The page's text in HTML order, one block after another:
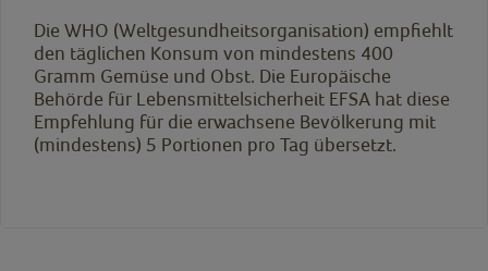
Die WHO (Weltgesundheitsorganisation) empfiehlt
den täglichen Konsum von mindestens 400
Gramm Gemüse und Obst. Die Europäische
Behörde für Lebensmittelsicherheit EFSA hat diese
Empfehlung für die erwachsene Bevölkerung mit
(mindestens) 5 Portionen pro Tag übersetzt.